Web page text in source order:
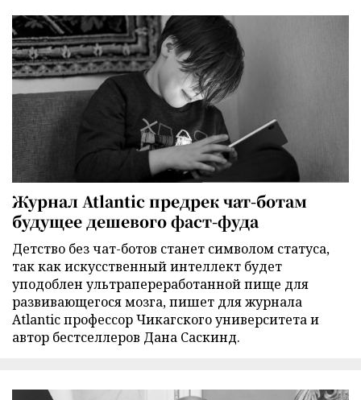
Журнал Atlantic предрек чат-ботам
будущее дешевого фаст-фуда
Детство без чат-ботов станет символом статуса,
так как искусственный интеллект будет
уподоблен ультрапереработанной пище для
развивающегося мозга, пишет для журнала
Atlantic профессор Чикагского университета и
автор бестселлеров Дана Саскинд.